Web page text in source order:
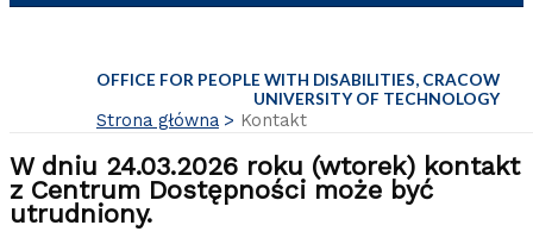
OFFICE FOR PEOPLE WITH DISABILITIES, CRACOW
UNIVERSITY OF TECHNOLOGY
Strona główna Kontakt
W dniu 24.03.2026 roku (wtorek) kontakt
z Centrum Dostępności może być
utrudniony.